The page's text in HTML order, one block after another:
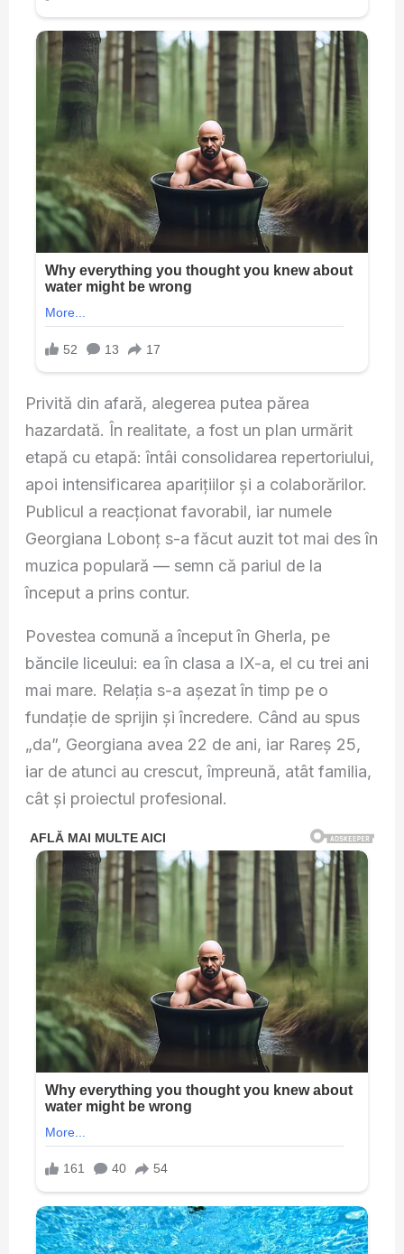
Privită din afară, alegerea putea părea
hazardată. În realitate, a fost un plan urmărit
etapă cu etapă: întâi consolidarea repertoriului,
apoi intensificarea aparițiilor și a colaborărilor.
Publicul a reacționat favorabil, iar numele
Georgiana Lobonț s-a făcut auzit tot mai des în
muzica populară — semn că pariul de la
început a prins contur.
Povestea comună a început în Gherla, pe
băncile liceului: ea în clasa a IX-a, el cu trei ani
mai mare. Relația s-a așezat în timp pe o
fundație de sprijin și încredere. Când au spus
„da”, Georgiana avea 22 de ani, iar Rareș 25,
iar de atunci au crescut, împreună, atât familia,
cât și proiectul profesional.